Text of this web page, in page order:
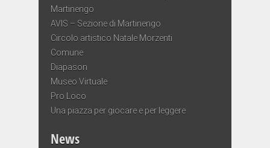
Martinengo
AVIS – Sezione di Martinengo
Circolo artistico Natale Morzenti
Comune
Diapason
Museo Virtuale
Pro Loco
Una piazza per giocare e per leggere
News